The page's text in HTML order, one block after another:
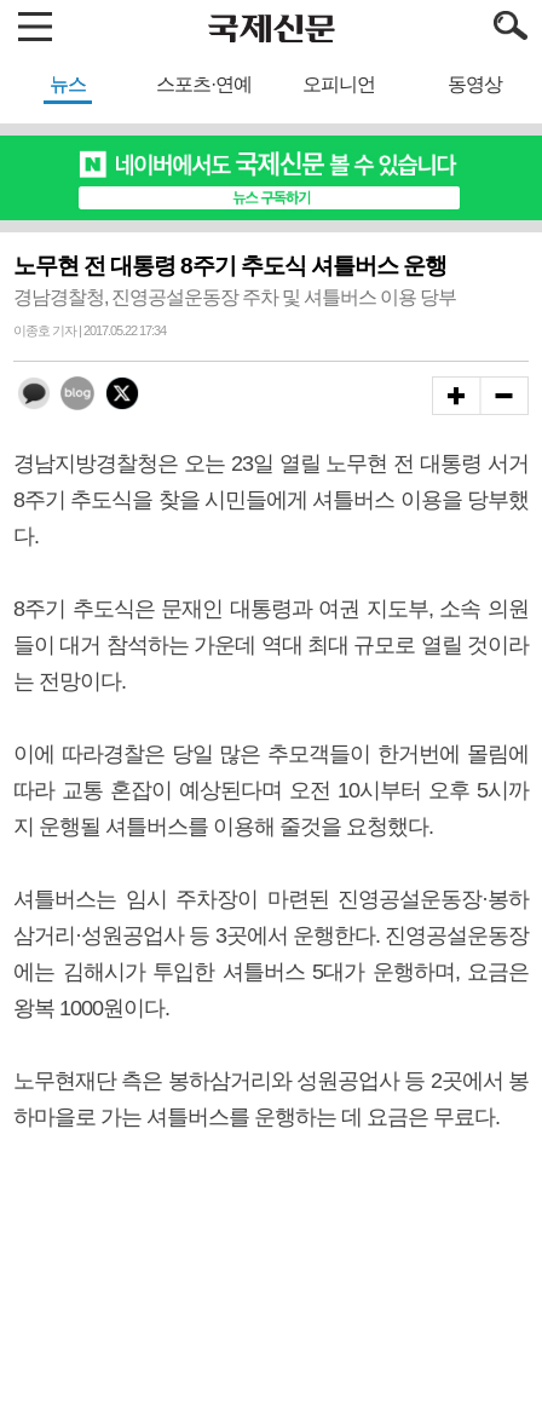
뉴스 스포츠·연예 오피니언 동영상
노무현 전 대통령 8주기 추도식 셔틀버스 운행
경남경찰청, 진영공설운동장 주차 및 셔틀버스 이용 당부
이종호 기자 | 2017.05.22 17:34
경남지방경찰청은 오는 23일 열릴 노무현 전 대통령 서거
8주기 추도식을 찾을 시민들에게 셔틀버스 이용을 당부했
다.
8주기 추도식은 문재인 대통령과 여권 지도부, 소속 의원
들이 대거 참석하는 가운데 역대 최대 규모로 열릴 것이라
는 전망이다.
이에 따라경찰은 당일 많은 추모객들이 한거번에 몰림에
따라 교통 혼잡이 예상된다며 오전 10시부터 오후 5시까
지 운행될 셔틀버스를 이용해 줄것을 요청했다.
셔틀버스는 임시 주차장이 마련된 진영공설운동장·봉하
삼거리·성원공업사 등 3곳에서 운행한다. 진영공설운동장
에는 김해시가 투입한 셔틀버스 5대가 운행하며, 요금은
왕복 1000원이다.
노무현재단 측은 봉하삼거리와 성원공업사 등 2곳에서 봉
하마을로 가는 셔틀버스를 운행하는 데 요금은 무료다.